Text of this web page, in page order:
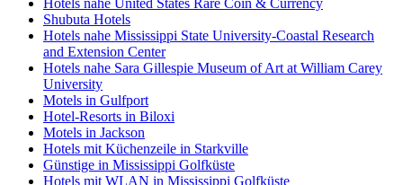
Hotels nahe United States Rare Coin & Currency
Shubuta Hotels
Hotels nahe Mississippi State University-Coastal Research
and Extension Center
Hotels nahe Sara Gillespie Museum of Art at William Carey
University
Motels in Gulfport
Hotel-Resorts in Biloxi
Motels in Jackson
Hotels mit Küchenzeile in Starkville
Günstige in Mississippi Golfküste
Hotels mit WLAN in Mississippi Golfküste